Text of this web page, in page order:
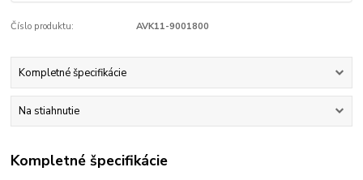
Číslo produktu: AVK11-9001800
Kompletné špecifikácie
Na stiahnutie
Kompletné špecifikácie